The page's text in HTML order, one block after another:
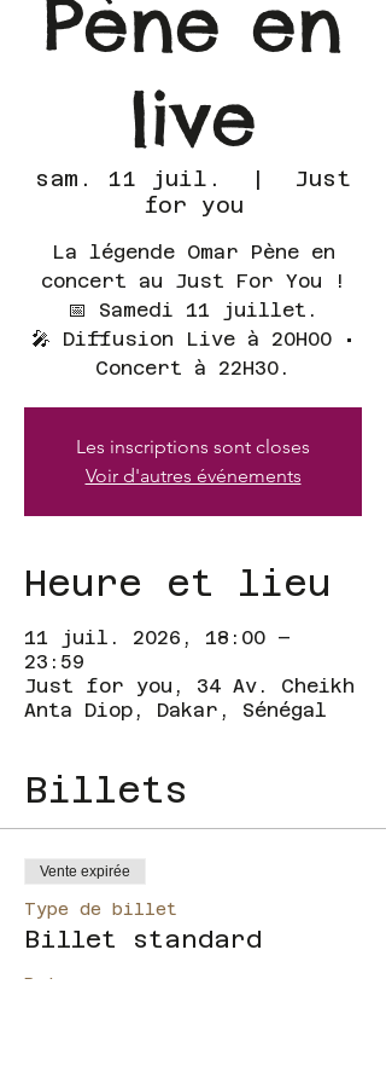
Pène en
live
sam. 11 juil.
  |
Just
for you
La légende Omar Pène en
concert au Just For You !
📅 Samedi 11 juillet.
🎤 Diffusion Live à 20H00 •
Concert à 22H30.
Les inscriptions sont closes
Voir d'autres événements
Heure et lieu
11 juil. 2026, 18:00 –
23:59
Just for you, 34 Av. Cheikh
Anta Diop, Dakar, Sénégal
Billets
Vente expirée
Type de billet
Billet standard
Prix